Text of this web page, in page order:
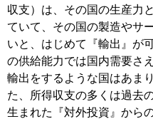
収支）は、その国の生産力
ていて、その国の製造やサ
いと、はじめて『輸出』が
の供給能力では国内需要さ
輸出をするような国はあま
た、所得収支の多くは過去
生まれた『対外投資』から